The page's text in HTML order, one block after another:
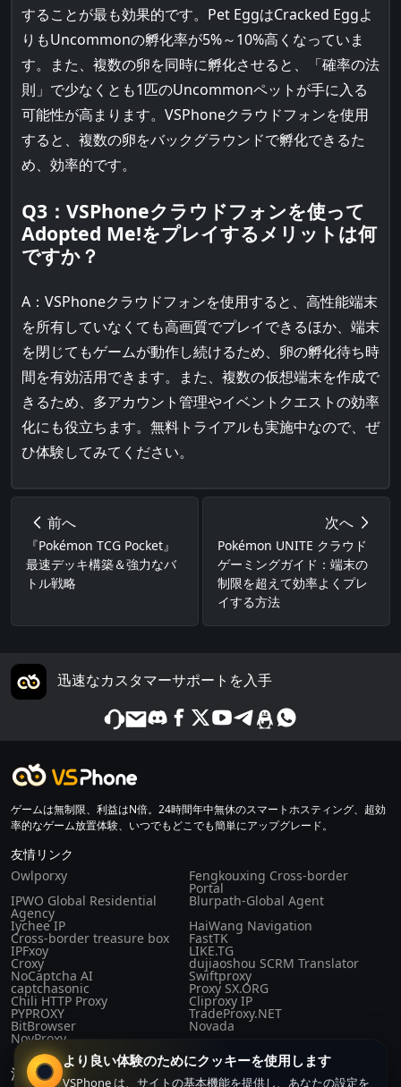
することが最も効果的です。Pet EggはCracked Eggよ
りもUncommonの孵化率が5%～10%高くなっていま
す。また、複数の卵を同時に孵化させると、「確率の法
則」で少なくとも1匹のUncommonペットが手に入る
可能性が高まります。VSPhoneクラウドフォンを使用
すると、複数の卵をバックグラウンドで孵化できるた
め、効率的です。
Q3：VSPhoneクラウドフォンを使って
Adopted Me!をプレイするメリットは何
ですか？
A：VSPhoneクラウドフォンを使用すると、高性能端末
を所有していなくても高画質でプレイできるほか、端末
を閉じてもゲームが動作し続けるため、卵の孵化待ち時
間を有効活用できます。また、複数の仮想端末を作成で
きるため、多アカウント管理やイベントクエストの効率
化にも役立ちます。無料トライアルも実施中なので、ぜ
ひ体験してみてください。
前へ
『Pokémon TCG Pocket』
最速デッキ構築＆強力なバ
トル戦略
次へ
Pokémon UNITE クラウド
ゲーミングガイド：端末の
制限を超えて効率よくプレ
イする方法
より良い体験のためにクッキーを使用します
VSPhone は、サイトの基本機能を提供し、あなたの設定を
迅速なカスタマーサポートを入手
ゲームは無制限、利益はN倍。24時間年中無休のスマートホスティング、超効
率的なゲーム放置体験、いつでもどこでも簡単にアップグレード。
友情リンク
Owlporxy
Fengkouxing Cross-border
Portal
IPWO Global Residential
Agency
Blurpath-Global Agent
Iychee IP
HaiWang Navigation
Cross-border treasure box FastTK
IPFxoy LIKE.TG
Croxy dujiaoshou SCRM Translator
NoCaptcha AI Swiftproxy
captchasonic Proxy SX.ORG
Chili HTTP Proxy Cliproxy IP
PYPROXY TradeProxy.NET
BitBrowser Novada
NovProxy
法令